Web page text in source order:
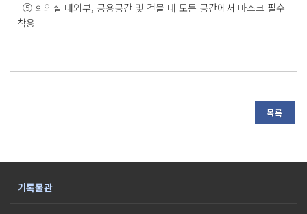
⑤ 회의실 내외부, 공용공간 및 건물 내 모든 공간에서 마스크 필수
착용
목록
기록물관